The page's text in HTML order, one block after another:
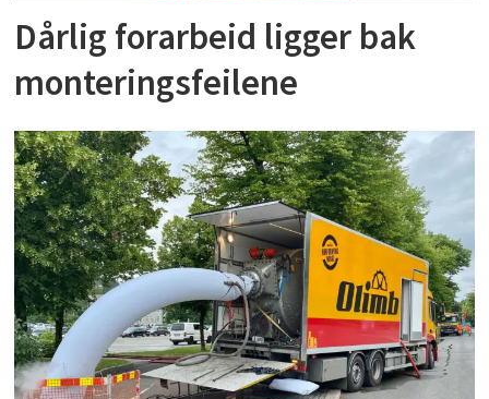
Dårlig forarbeid ligger bak
monteringsfeilene